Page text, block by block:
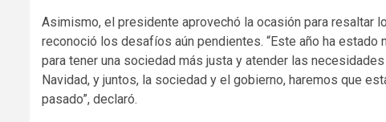
Asimismo, el presidente aprovechó la ocasión para resaltar
reconoció los desafíos aún pendientes. “Este año ha
para tener una sociedad más justa y atender las
Navidad, y juntos, la sociedad y el gobierno, haremos que
pasado”, declaró.